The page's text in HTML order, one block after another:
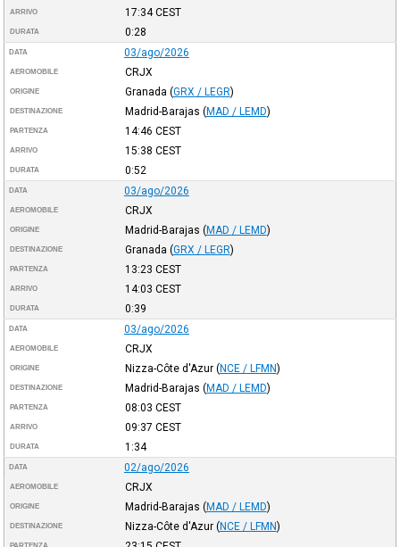
ARRIVO 17:34CEST
DURATA 0:28
DATA 03/ago/2026
AEROMOBILE CRJX
ORIGINE Granada (GRX / LEGR)
DESTINAZIONE Madrid-Barajas (MAD / LEMD)
PARTENZA 14:46 CEST
ARRIVO 15:38 CEST
DURATA 0:52
DATA 03/ago/2026
AEROMOBILE CRJX
ORIGINE Madrid-Barajas (MAD / LEMD)
DESTINAZIONE Granada (GRX / LEGR)
PARTENZA 13:23 CEST
ARRIVO 14:03 CEST
DURATA 0:39
DATA 03/ago/2026
AEROMOBILE CRJX
ORIGINE Nizza-Côte d'Azur (NCE / LFMN)
DESTINAZIONE Madrid-Barajas (MAD / LEMD)
PARTENZA 08:03 CEST
ARRIVO 09:37 CEST
DURATA 1:34
DATA 02/ago/2026
AEROMOBILE CRJX
ORIGINE Madrid-Barajas (MAD / LEMD)
DESTINAZIONE Nizza-Côte d'Azur (NCE / LFMN)